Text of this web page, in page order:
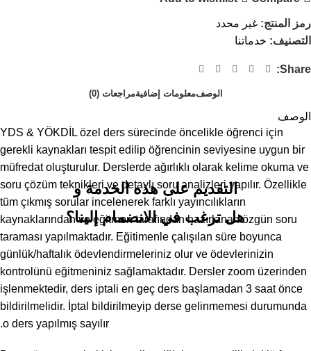
رمز المنتج: غير محدد
التصنيف: خدماتنا
Share:
الوصفمعلومات إضافيةمراجعات (0)
الوصف
YDS & YÖKDİL özel ders sürecinde öncelikle öğrenci için
gerekli kaynakları tespit edilip öğrencinin seviyesine uygun bir
müfredat oluşturulur. Derslerde ağırlıklı olarak kelime okuma ve
soru çözüm teknikleri ve detaylı soru analizleri yapılır. Özellikle
tüm çıkmış sorular incelenerek farklı yayıncılıkların
kaynaklarından ve eğitmen tarafından hazırlanan özgün soru
taraması yapılmaktadır. Eğitimenle çalışılan süre boyunca
günlük/haftalık ödevlendirmeleriniz olur ve ödevlerinizin
kontrolünü eğitmeniniz sağlamaktadır. Dersler zoom üzerinden
işlenmektedir, ders iptali en geç ders başlamadan 3 saat önce
bildirilmelidir. İptal bildirilmeyip derse gelinmemesi durumunda
o ders yapılmış sayılır.
التقديم على هذه الخدمة و
هل ترغب في الانضمام إلينا؟